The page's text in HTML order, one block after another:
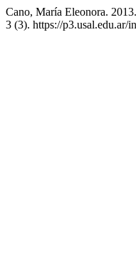
Cano, María Eleonora.
3 (3). https://p3.usal.edu.ar/